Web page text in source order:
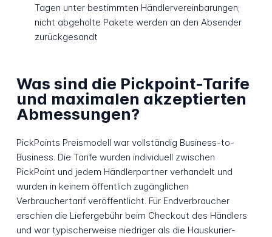
Tagen unter bestimmten Händlervereinbarungen;
nicht abgeholte Pakete werden an den Absender
zurückgesandt
Was sind die Pickpoint-Tarife
und maximalen akzeptierten
Abmessungen?
PickPoints Preismodell war vollständig Business-to-
Business. Die Tarife wurden individuell zwischen
PickPoint und jedem Händlerpartner verhandelt und
wurden in keinem öffentlich zugänglichen
Verbrauchertarif veröffentlicht. Für Endverbraucher
erschien die Liefergebühr beim Checkout des Händlers
und war typischerweise niedriger als die Hauskurier-